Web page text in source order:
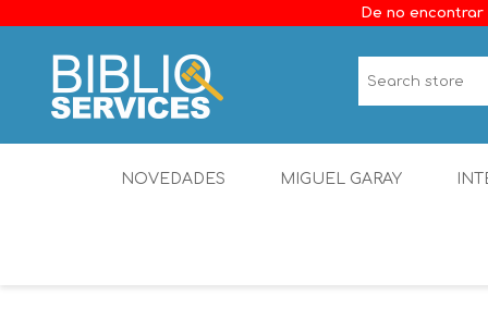
De no
NOVEDADES MIGUEL GARAY